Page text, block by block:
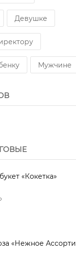
Девушке
Мужчине
«Кокетка»
«Нежное